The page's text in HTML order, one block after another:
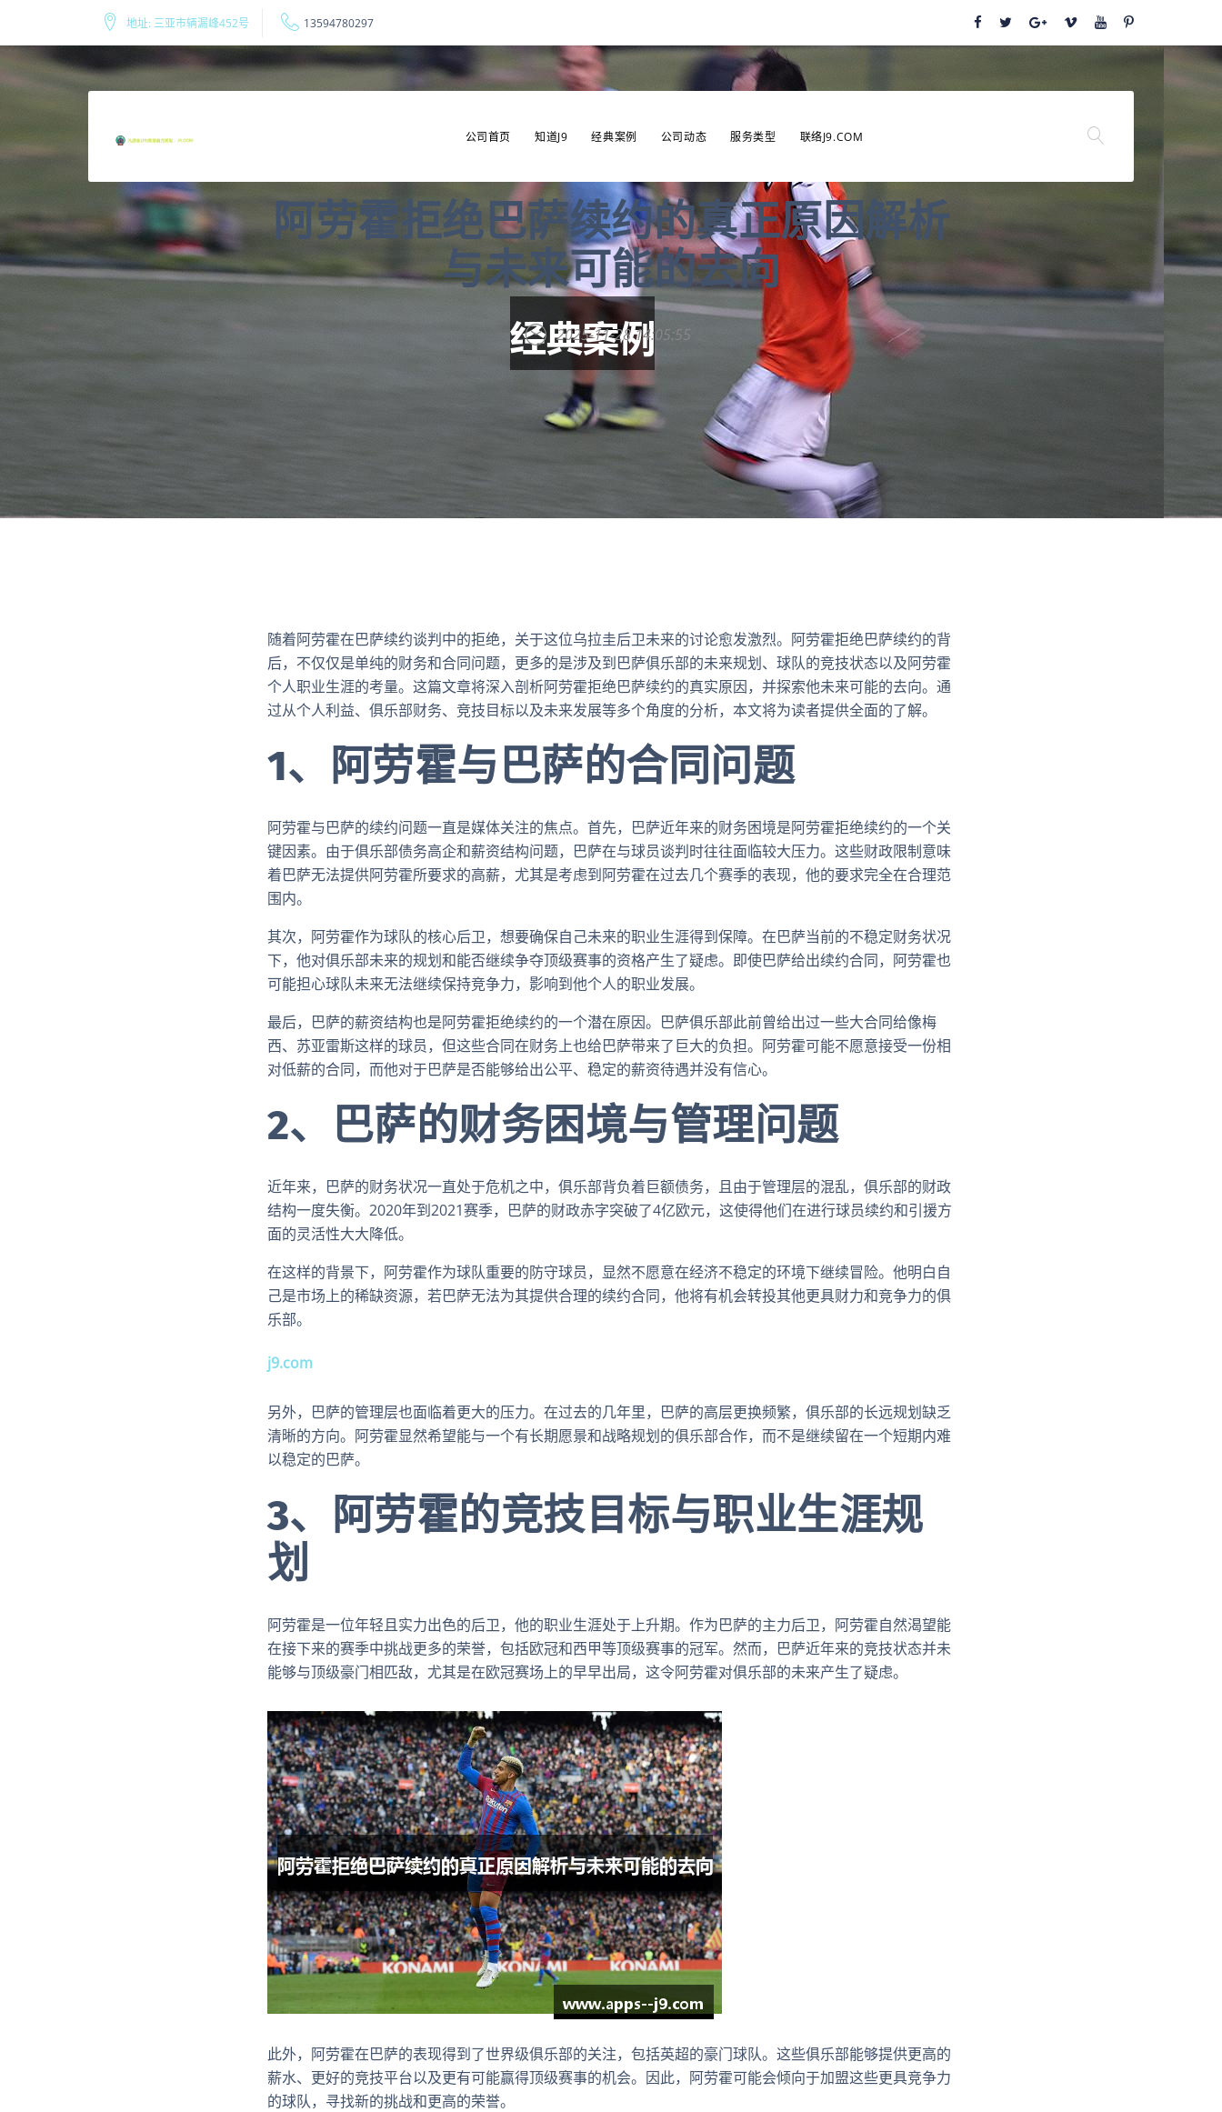
地址: 三亚市辆漏峰452号 13594780297
公司首页 知道J9 经典案例 公司动态 服务类型 联络J9.COM
阿劳霍拒绝巴萨续约的真正原因解析
与未来可能的去向
2025-11-28 14:05:55
随着阿劳霍在巴萨续约谈判中的拒绝，关于这位乌拉圭后卫未来的讨论愈发激烈。阿劳霍拒绝巴萨续约的背
后，不仅仅是单纯的财务和合同问题，更多的是涉及到巴萨俱乐部的未来规划、球队的竞技状态以及阿劳霍
个人职业生涯的考量。这篇文章将深入剖析阿劳霍拒绝巴萨续约的真实原因，并探索他未来可能的去向。通
过从个人利益、俱乐部财务、竞技目标以及未来发展等多个角度的分析，本文将为读者提供全面的了解。
1、阿劳霍与巴萨的合同问题
阿劳霍与巴萨的续约问题一直是媒体关注的焦点。首先，巴萨近年来的财务困境是阿劳霍拒绝续约的一个关
键因素。由于俱乐部债务高企和薪资结构问题，巴萨在与球员谈判时往往面临较大压力。这些财政限制意味
着巴萨无法提供阿劳霍所要求的高薪，尤其是考虑到阿劳霍在过去几个赛季的表现，他的要求完全在合理范
围内。
其次，阿劳霍作为球队的核心后卫，想要确保自己未来的职业生涯得到保障。在巴萨当前的不稳定财务状况
下，他对俱乐部未来的规划和能否继续争夺顶级赛事的资格产生了疑虑。即使巴萨给出续约合同，阿劳霍也
可能担心球队未来无法继续保持竞争力，影响到他个人的职业发展。
最后，巴萨的薪资结构也是阿劳霍拒绝续约的一个潜在原因。巴萨俱乐部此前曾给出过一些大合同给像梅
西、苏亚雷斯这样的球员，但这些合同在财务上也给巴萨带来了巨大的负担。阿劳霍可能不愿意接受一份相
对低薪的合同，而他对于巴萨是否能够给出公平、稳定的薪资待遇并没有信心。
2、巴萨的财务困境与管理问题
近年来，巴萨的财务状况一直处于危机之中，俱乐部背负着巨额债务，且由于管理层的混乱，俱乐部的财政
结构一度失衡。2020年到2021赛季，巴萨的财政赤字突破了4亿欧元，这使得他们在进行球员续约和引援方
面的灵活性大大降低。
在这样的背景下，阿劳霍作为球队重要的防守球员，显然不愿意在经济不稳定的环境下继续冒险。他明白自
己是市场上的稀缺资源，若巴萨无法为其提供合理的续约合同，他将有机会转投其他更具财力和竞争力的俱
乐部。
j9.com
另外，巴萨的管理层也面临着更大的压力。在过去的几年里，巴萨的高层更换频繁，俱乐部的长远规划缺乏
清晰的方向。阿劳霍显然希望能与一个有长期愿景和战略规划的俱乐部合作，而不是继续留在一个短期内难
以稳定的巴萨。
3、阿劳霍的竞技目标与职业生涯规
划
阿劳霍是一位年轻且实力出色的后卫，他的职业生涯处于上升期。作为巴萨的主力后卫，阿劳霍自然渴望能
在接下来的赛季中挑战更多的荣誉，包括欧冠和西甲等顶级赛事的冠军。然而，巴萨近年来的竞技状态并未
能够与顶级豪门相匹敌，尤其是在欧冠赛场上的早早出局，这令阿劳霍对俱乐部的未来产生了疑虑。
此外，阿劳霍在巴萨的表现得到了世界级俱乐部的关注，包括英超的豪门球队。这些俱乐部能够提供更高的
薪水、更好的竞技平台以及更有可能赢得顶级赛事的机会。因此，阿劳霍可能会倾向于加盟这些更具竞争力
的球队，寻找新的挑战和更高的荣誉。